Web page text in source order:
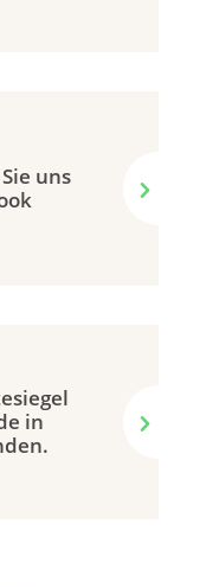
uns
in